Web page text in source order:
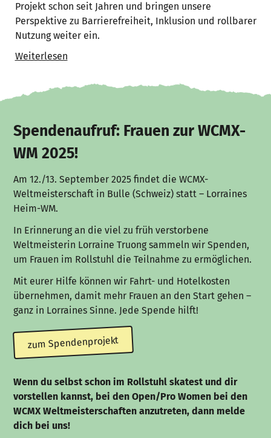
Projekt schon seit Jahren und bringen unsere
Perspektive zu Barrierefreiheit, Inklusion und rollbarer
Nutzung weiter ein.
Weiterlesen
Spendenaufruf: Frauen zur WCMX-
WM 2025!
Am 12./13. September 2025 findet die WCMX-
Weltmeisterschaft in Bulle (Schweiz) statt – Lorraines
Heim-WM.
In Erinnerung an die viel zu früh verstorbene
Weltmeisterin Lorraine Truong sammeln wir Spenden,
um Frauen im Rollstuhl die Teilnahme zu ermöglichen.
Mit eurer Hilfe können wir Fahrt- und Hotelkosten
übernehmen, damit mehr Frauen an den Start gehen –
ganz in Lorraines Sinne. Jede Spende hilft!
zum Spendenprojekt
Wenn du selbst schon im Rollstuhl skatest und dir
vorstellen kannst, bei den Open/Pro Women bei den
WCMX Weltmeisterschaften anzutreten, dann melde
dich bei uns!